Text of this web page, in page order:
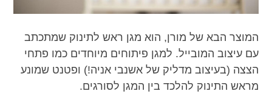
המוצר הבא של מורן, הוא מגן ראש לתינוק שמתכתב
עם עיצוב המובייל. למגן פיתוחים מיוחדים כמו פתחי
הצצה (בעיצוב מדליק של אשנבי אניה!) ופטנט שמונע
מראש התינוק להלכד בין המגן לסורגים.